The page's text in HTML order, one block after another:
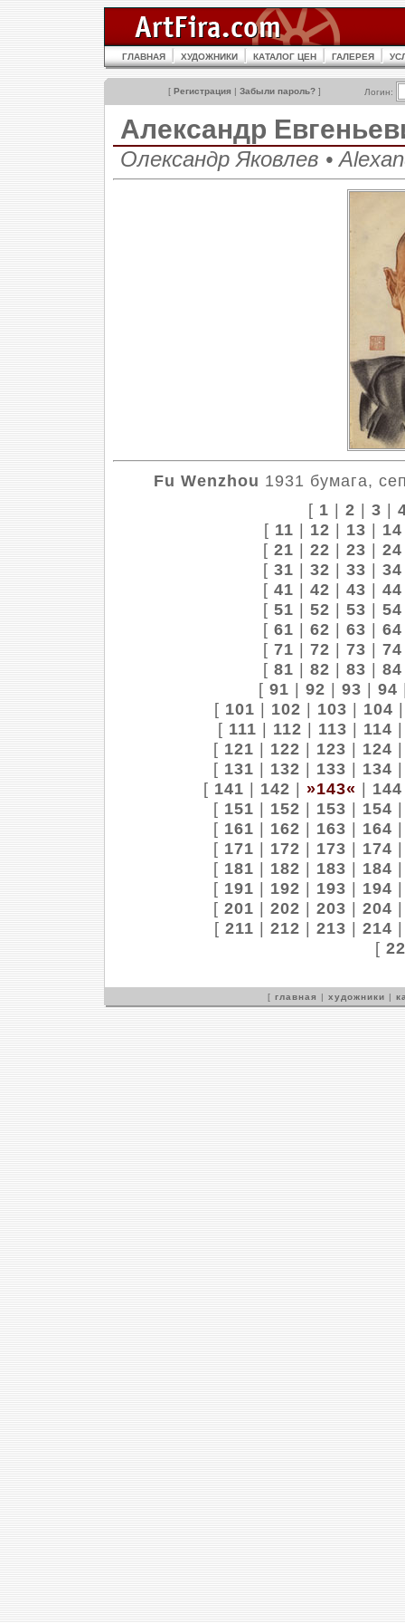
ГЛАВНАЯ ХУДОЖНИКИ КАТАЛОГ ЦЕН ГАЛЕРЕЯ
[ Регистрация | Забыли пароль? ] Логин:
Александр
Олександр Яковлев •
Fu Wenzhou 1931 бумага,
[ 1 | 2 | 3 |
[ 11 | 12 | 13 | 14
[ 21 | 22 | 23 | 24
[ 31 | 32 | 33 | 34
[ 41 | 42 | 43 | 44
[ 51 | 52 | 53 | 54
[ 61 | 62 | 63 | 64
[ 71 | 72 | 73 | 74
[ 81 | 82 | 83 | 84
[ 91 | 92 | 93 | 94
[ 101 | 102 | 103 | 104
[ 111 | 112 | 113 | 114
[ 121 | 122 | 123 | 124
[ 131 | 132 | 133 | 134
[ 141 | 142 | »143« | 144
[ 151 | 152 | 153 | 154
[ 161 | 162 | 163 | 164
[ 171 | 172 | 173 | 174
[ 181 | 182 | 183 | 184
[ 191 | 192 | 193 | 194
[ 201 | 202 | 203 | 204
[ 211 | 212 | 213 | 214
[
[ главная | художники |